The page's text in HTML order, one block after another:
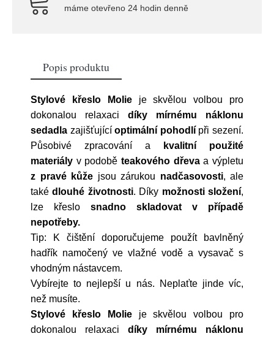
máme otevřeno 24 hodin denně
Popis produktu
Stylové křeslo Molie je skvělou volbou pro
dokonalou relaxaci díky mírnému náklonu
sedadla zajišťujícíoptimální pohodlípři sezení.
Působivé zpracování a
kvalitní použité
materiály v podobě teakového dřevaa výpletu
z pravé kůže jsou zárukou nadčasovosti, ale
takédlouhé životnosti. Díky možnosti složení,
lze křeslo snadno skladovat v případě
nepotřeby.
Tip: K čištění doporučujeme použít bavlněný
hadřík namočený ve vlažné vodě a vysavač s
vhodným nástavcem.
Vybírejte to nejlepší u nás. Neplaťte jinde víc,
než musíte.
Stylové křeslo Molie je skvělou volbou pro
dokonalou relaxaci díky mírnému náklonu